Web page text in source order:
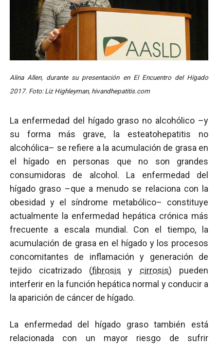
Alina Allen, durante su presentación en El Encuentro del Hígado
2017. Foto: Liz Highleyman, hivandhepatitis.com
La enfermedad del hígado graso no alcohólico –y
su forma más grave, la esteatohepatitis no
alcohólica– se refiere a la acumulación de grasa en
el hígado en personas que no son grandes
consumidoras de alcohol. La enfermedad del
hígado graso –que a menudo se relaciona con la
obesidad y el síndrome metabólico– constituye
actualmente la enfermedad hepática crónica más
frecuente a escala mundial. Con el tiempo, la
acumulación de grasa en el hígado y los procesos
concomitantes de inflamación y generación de
tejido cicatrizado (fibrosis y cirrosis) pueden
interferir en la función hepática normal y conducir a
la aparición de cáncer de hígado.
La enfermedad del hígado graso también está
relacionada con un mayor riesgo de sufrir